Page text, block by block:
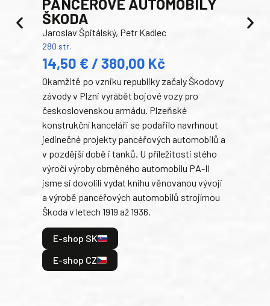
ŠKODA
Jaroslav Špitálský, Petr Kadlec
280 str.
14,50 € / 380,00 Kč
Okamžitě po vzniku republiky začaly Škodovy
závody v Plzni vyrábět bojové vozy pro
československou armádu. Plzeňské
konstrukční kanceláři se podařilo navrhnout
jedinečné projekty pancéřových automobilů a
v pozdější době i tanků. U příležitosti stého
výročí výroby obrněného automobilu PA-II
jsme si dovolili vydat knihu věnovanou vývoji
a výrobě pancéřových automobilů strojírnou
Škoda v letech 1919 až 1936.
E-shop SK
E-shop CZ